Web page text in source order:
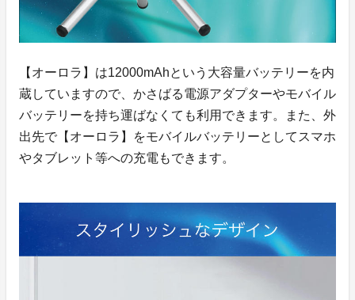
【オーロラ】は12000mAhという大容量バッテリーを内
蔵していますので、かさばる電源アダプターやモバイル
バッテリーを持ち運ばなくても利用できます。また、外
出先で【オーロラ】をモバイルバッテリーとしてスマホ
やタブレット等への充電もできます。